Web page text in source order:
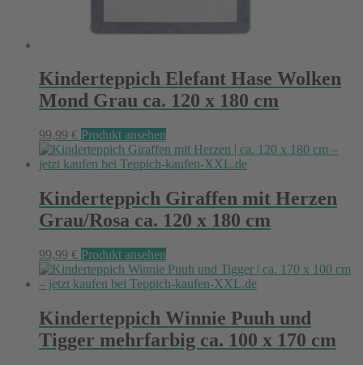
Kinderteppich Elefant Hase Wolken
Mond Grau ca. 120 x 180 cm
99,99 € Produkt ansehen
Kinderteppich Giraffen mit Herzen
Grau/Rosa ca. 120 x 180 cm
99,99 € Produkt ansehen
Kinderteppich Winnie Puuh und
Tigger mehrfarbig ca. 100 x 170 cm